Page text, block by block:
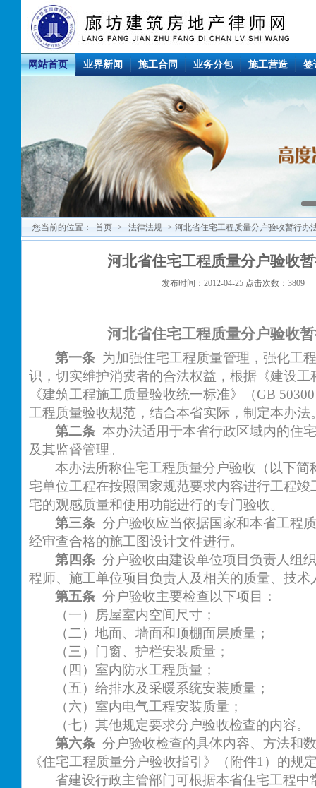
网站首页 业界新闻 施工合同 业务分包 施工营造 签
您当前的位置： 首页 > 法律法规 > 河北省住宅工程质量分户验收暂行办
河北省住宅工程质量分户验收
发布时间：2012-04-25 点击次数：3809
河北省住宅工程质量分户验收
第一条 为加强住宅工程质量管理，强化工
识，切实维护消费者的合法权益，根据《建设工
《建筑工程施工质量验收统一标准》（GB
工程质量验收规范，结合本省实际，制定本办法
第二条 本办法适用于本省行政区域内的住
及其监督管理。
本办法所称住宅工程质量分户验收（以下简
宅单位工程在按照国家规范要求内容进行工程竣
宅的观感质量和使用功能进行的专门验收。
第三条 分户验收应当依据国家和本省工程
经审查合格的施工图设计文件进行。
第四条 分户验收由建设单位项目负责人组
程师、施工单位项目负责人及相关的质量、技术
第五条 分户验收主要检查以下项目：
（一）房屋室内空间尺寸；
（二）地面、墙面和顶棚面层质量；
（三）门窗、护栏安装质量；
（四）室内防水工程质量；
（五）给排水及采暖系统安装质量；
（六）室内电气工程安装质量；
（七）其他规定要求分户验收检查的内容。
第六条 分户验收检查的具体内容、方法和
《住宅工程质量分户验收指引》（附件1）的规
省建设行政主管部门可根据本省住宅工程中